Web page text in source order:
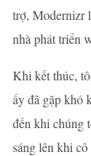
trợ, Modernizr
nhà phát triển
Khi kết thúc,
ấy đã gặp khó
đến khi chúng
sáng lên khi